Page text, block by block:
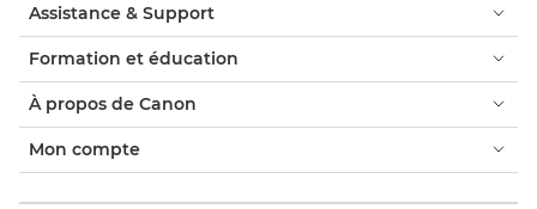
Assistance & Support
Formation et éducation
À propos de Canon
Mon compte